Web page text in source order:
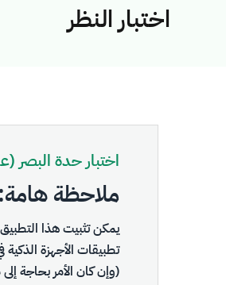
اختبار النظر
اختبار حدة
ملاحظة هامة:
يمكن تثبيت هذا
تطبيقات الأجهزة
(وإن كان الأمر بحاجة